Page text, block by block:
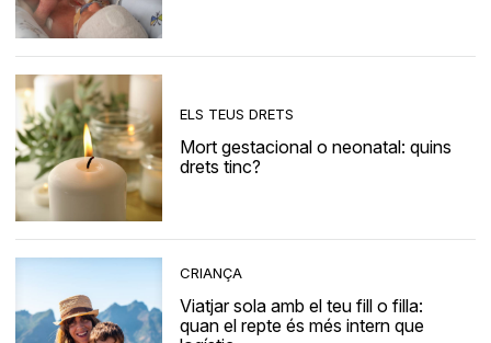
ELS TEUS DRETS
Mort gestacional o neonatal: quins
drets tinc?
CRIANÇA
Viatjar sola amb el teu fill o filla:
quan el repte és més intern que